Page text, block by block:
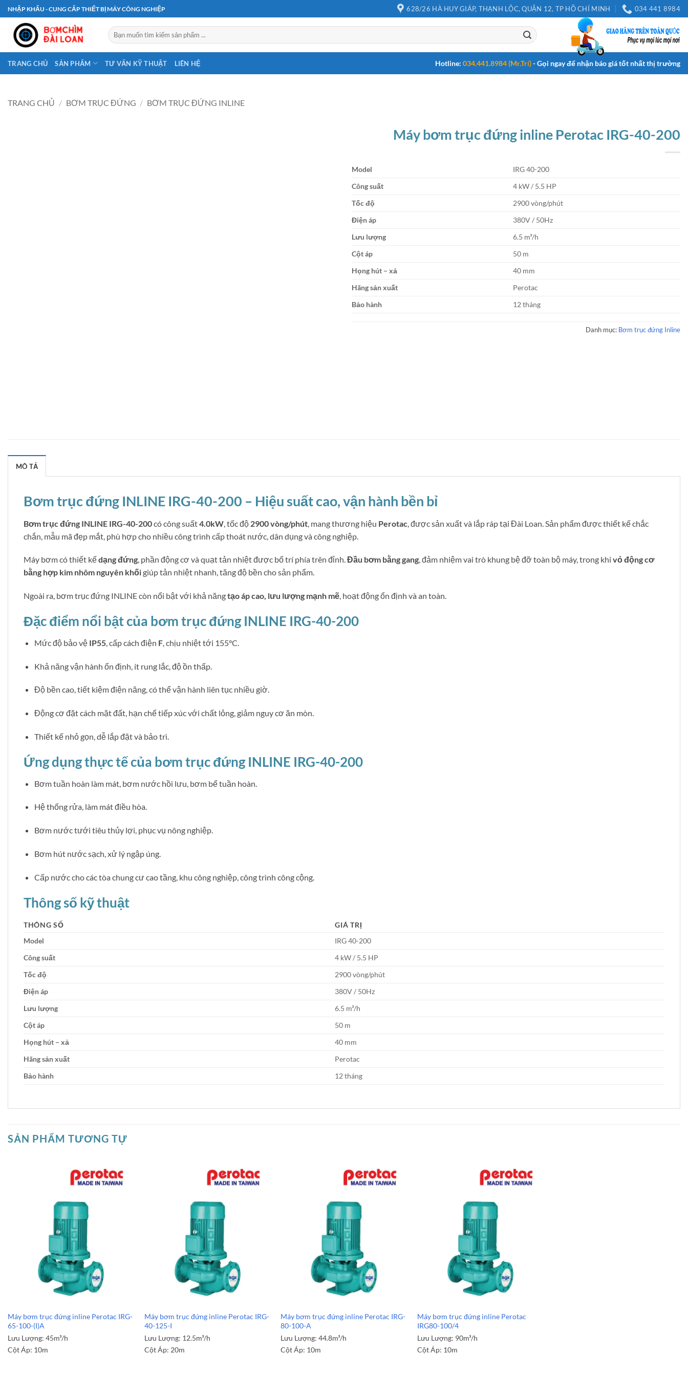
Bỏ
qua
dung
NHẬP KHẨU - CUNG CẤP THIẾT BỊ MÁY CÔNG NGHIỆP 628/26 HÀ HUY GIÁP, THẠNH LỘC, QUẬN 12, TP HỒ CHÍ MINH 034 441 8984
Tìm
kiếm:
TRANG CHỦ SẢN PHẨM TƯ VẤN KỸ THUẬT LIÊN HỆ Hotline: 034.441.8984 (Mr.Trí)- Gọi ngay để nhận báo giá tốt nhất thị trường
TRANG CHỦ / BƠM TRỤC ĐỨNG / BƠM TRỤC ĐỨNG INLINE
Máy bơm trục đứng inline Perotac IRG-40-200
Model
IRG 40-200
Công suất
4 kW / 5.5 HP
Tốc độ
2900 vòng/phút
Điện áp
380V / 50Hz
Lưu lượng
6.5 m³/h
Cột áp
50 m
Họng hút – xả
40 mm
Hãng sản xuất
Perotac
Bảo hành
12 tháng
Danh mục: Bơm trục đứng Inline
MÔ TẢ
Bơm trục đứng INLINE IRG-40-200 – Hiệu suất cao, vận hành bền bỉ
Bơm trục đứng INLINE IRG-40-200có công suất4.0kW , tốc độ 2900 vòng/phút , mang thương hiệu Perotac , được sản xuất và lắp ráp tại Đài Loan. Sản phẩm được thiết kế chắc
chắn, mẫu mã đẹp mắt, phù hợp cho nhiều công trình cấp thoát nước, dân dụng và công nghiệp.
Máy bơm có thiết kếdạng đứng, phần động cơ và quạt tản nhiệt được bố trí phía trên đỉnh.Đầu bơm bằng gang, đảm nhiệm vai trò khung bệ đỡ toàn bộ máy, trong khi vỏ động cơ
bằng hợp kim nhôm nguyên khốigiúp tản nhiệt nhanh, tăng độ bền cho sản phẩm.
Ngoài ra, bơm trục đứng INLINE còn nổi bật với khả năngtạo áp cao, lưu lượng mạnh mẽ, hoạt động ổn định và an toàn.
Đặc điểm nổi bật của bơm trục đứng INLINE IRG-40-200
Mức độ bảo vệ IP55, cấp cách điện F, chịu nhiệt tới 155°C.
Khả năng vận hành ổn định, ít rung lắc, độ ồn thấp.
Độ bền cao, tiết kiệm điện năng, có thể vận hành liên tục nhiều giờ.
Động cơ đặt cách mặt đất, hạn chế tiếp xúc với chất lỏng, giảm nguy cơ ăn mòn.
Thiết kế nhỏ gọn, dễ lắp đặt và bảo trì.
Ứng dụng thực tế của bơm trục đứng INLINE IRG-40-200
Bơm tuần hoàn làm mát, bơm nước hồi lưu, bơm bể tuần hoàn.
Hệ thống rửa, làm mát điều hòa.
Bơm nước tưới tiêu thủy lợi, phục vụ nông nghiệp.
Bơm hút nước sạch, xử lý ngập úng.
Cấp nước cho các tòa chung cư cao tầng, khu công nghiệp, công trình công cộng.
Thông số kỹ thuật
THÔNG SỐ
GIÁ TRỊ
Model
IRG 40-200
Công suất
4 kW / 5.5 HP
Tốc độ
2900 vòng/phút
Điện áp
380V / 50Hz
Lưu lượng
6.5 m³/h
Cột áp
50 m
Họng hút – xả
40 mm
Hãng sản xuất
Perotac
Bảo hành
12 tháng
SẢN PHẨM TƯƠNG TỰ
Máy bơm trục đứng inline Perotac IRG-
65-100-(I)A
Lưu Lượng: 45m³/h
Cột Áp: 10m
Máy bơm trục đứng inline Perotac IRG-
40-125-I
Lưu Lượng: 12.5m³/h
Cột Áp: 20m
Máy bơm trục đứng inline Perotac IRG-
80-100-A
Lưu Lượng:44.8m³/h
Cột Áp: 10m
Máy bơm trục đứng inline Perotac
IRG80-100/4
Lưu Lượng: 90m³/h
Cột Áp: 10m